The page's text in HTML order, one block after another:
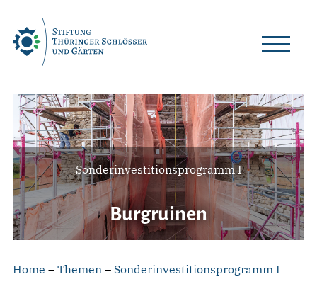
content
Sonderinvestitionsprogramm I
Burgruinen
Home – Themen – Sonderinvestitionsprogramm I